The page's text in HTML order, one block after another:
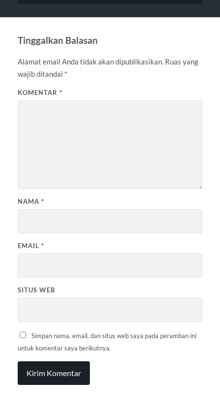
Tinggalkan Balasan
Alamat email Anda tidak akan dipublikasikan. Ruas yang
wajib ditandai *
KOMENTAR *
NAMA *
EMAIL *
SITUS WEB
Simpan nama, email, dan situs web saya pada peramban ini
untuk komentar saya berikutnya.